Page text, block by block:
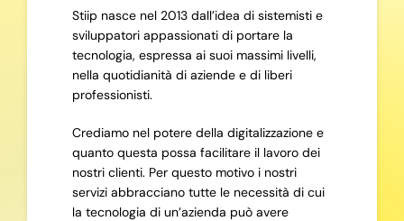
Stiip nasce nel 2013 dall’idea di sistemisti e
sviluppatori appassionati di portare la
tecnologia, espressa ai suoi massimi livelli,
nella quotidianità di aziende e di liberi
professionisti.
Crediamo nel potere della digitalizzazione e
quanto questa possa facilitare il lavoro dei
nostri clienti. Per questo motivo i nostri
servizi abbracciano tutte le necessità di cui
la tecnologia di un’azienda può avere